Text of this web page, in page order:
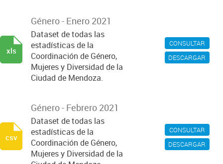
CONSULTAR
DESCARGAR
Género - Enero 2021
Dataset de todas las
estadísticas de la
Coordinación de Género,
Mujeres y Diversidad de la
Ciudad de Mendoza.
xls
CONSULTAR
DESCARGAR
Género - Febrero 2021
Dataset de todas las
estadísticas de la
Coordinación de Género,
Mujeres y Diversidad de la
csv